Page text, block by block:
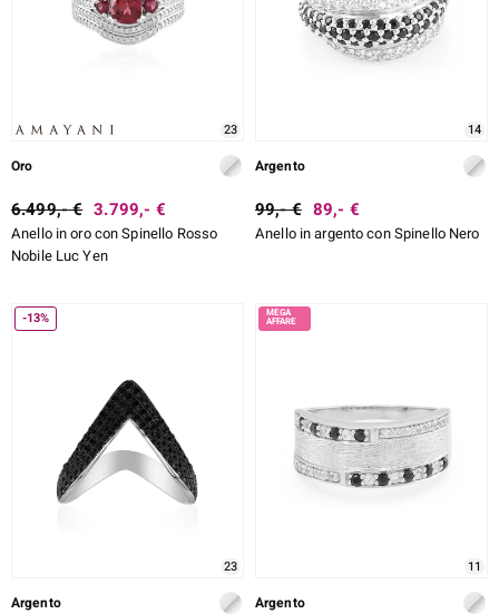
23
Oro
6.499,- € 3.799,- €
Anello in oro con Spinello Rosso
Nobile Luc Yen
14
Argento
99,- € 89,- €
Anello in argento con Spinello Nero
-13%
23
Argento
11
Argento